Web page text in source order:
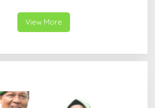
View More